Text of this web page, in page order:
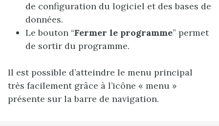
de configuration du logiciel et des bases de
données.
Le bouton “Fermer le programme” permet
de sortir du programme.
Il est possible d’atteindre le menu principal
très facilement grâce à l’icône « menu »
présente sur la barre de navigation.